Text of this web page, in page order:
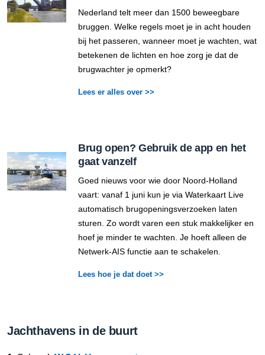
Nederland telt meer dan 1500 beweegbare
bruggen. Welke regels moet je in acht houden
bij het passeren, wanneer moet je wachten, wat
betekenen de lichten en hoe zorg je dat de
brugwachter je opmerkt?
Lees er alles over >>
Brug open? Gebruik de app en het
gaat vanzelf
Goed nieuws voor wie door Noord-Holland
vaart: vanaf 1 juni kun je via Waterkaart Live
automatisch brugopeningsverzoeken laten
sturen. Zo wordt varen een stuk makkelijker en
hoef je minder te wachten. Je hoeft alleen de
Netwerk-AIS functie aan te schakelen.
Lees hoe je dat doet >>
Jachthavens in de buurt